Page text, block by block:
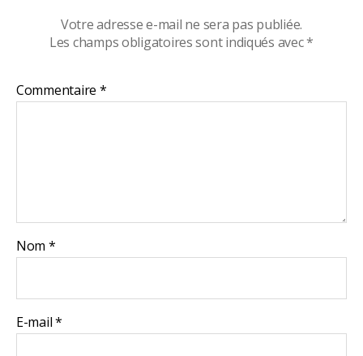
Votre adresse e-mail ne sera pas publiée.
Les champs obligatoires sont indiqués avec*
Commentaire *
Nom *
E-mail*